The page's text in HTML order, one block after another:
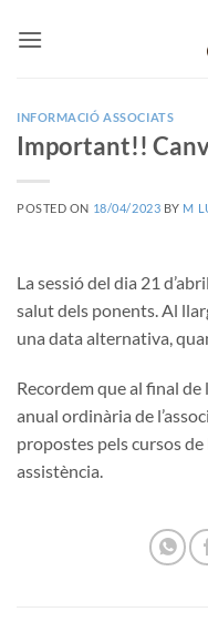
INFORMACIÓ ASSOCIATS
Important!!
POSTED ON 18/04/2023 BY M
La sessió del dia 21
salut dels ponents. Al
una data alternativa,
Recordem que al final de
anual ordinària de
propostes pels cursos
assistència.